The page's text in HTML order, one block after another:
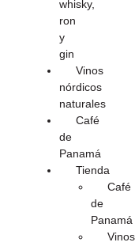
whisky,
ron
y
gin
Vinos
nórdicos
naturales
Café
de
Panamá
Tienda
Café
de
Panamá
Vinos